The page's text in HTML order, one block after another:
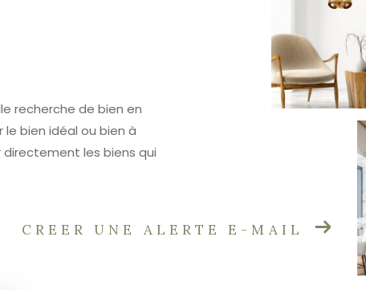
recherche de bien en
bien idéal ou bien à
les biens qui
CREER UNE ALERTE E-MAIL